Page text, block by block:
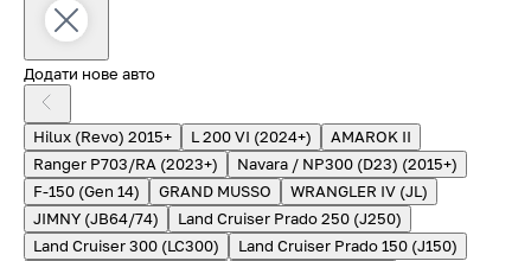
Додати нове авто
Hilux (Revo) 2015+ L 200 VI (2024+)
AMAROK II
Ranger P703/RA (2023+)
Navara / NP300 (D23) (2015+)
F-150 (Gen 14)
GRAND MUSSO
WRANGLER IV (JL)
JIMNY (JB64/74)
Land Cruiser Prado 250 (J250)
Land Cruiser 300 (LC300)
Land Cruiser Prado 150 (J150)